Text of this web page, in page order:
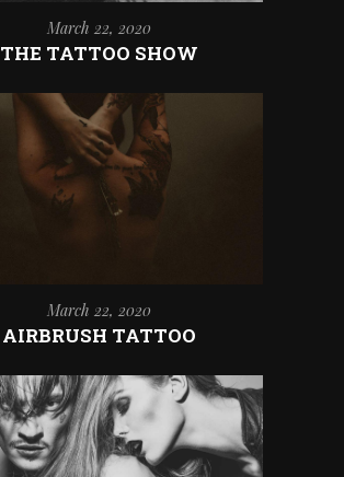
March 22, 2020
THE TATTOO SHOW
March 22, 2020
AIRBRUSH TATTOO